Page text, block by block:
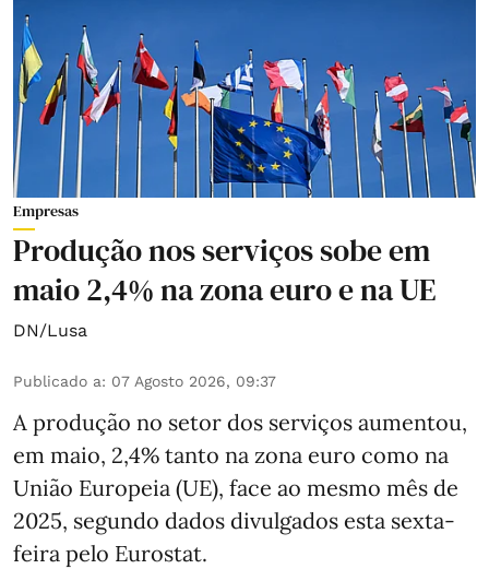
Empresas
Produção nos serviços sobe em
maio 2,4% na zona euro e na UE
DN/Lusa
Publicado a: 07 Agosto 2026, 09:37
A produção no setor dos serviços aumentou,
em maio, 2,4% tanto na zona euro como na
União Europeia (UE), face ao mesmo mês de
2025, segundo dados divulgados esta sexta-
feira pelo Eurostat.